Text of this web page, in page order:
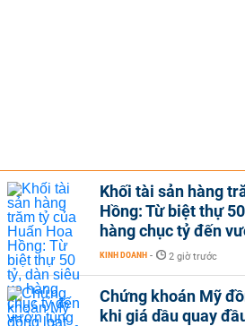
Khối tài sản hàng
Hồng: Từ biệt thự
hàng chục tỷ đến
KINH DOANH - 2 giờ trước
Chứng khoán Mỹ
khi giá dầu quay